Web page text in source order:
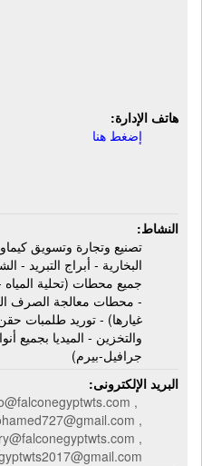
مالحة - محطات
هاتف الإدارة:
إضغط هنا
النشاط:
تصنيع وتجارة وتسويق
البخارية - أبراج التبريد -
جميع محطات (تحلية
- محطات معالجة الصرف
غيارها) - توريد طلمبات
والتخزين - الميديا بجميع
جرافيل-بيرم)
البريد الإلكترونى:
,
,
,